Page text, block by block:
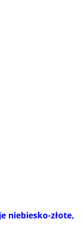
niebiesko-złote,